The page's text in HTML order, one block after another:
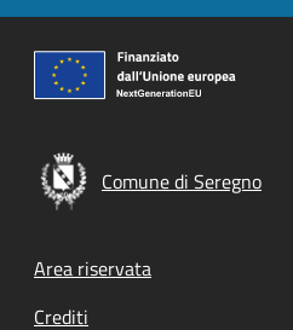
Comune di Seregno
Footer menu
Area riservata
Crediti